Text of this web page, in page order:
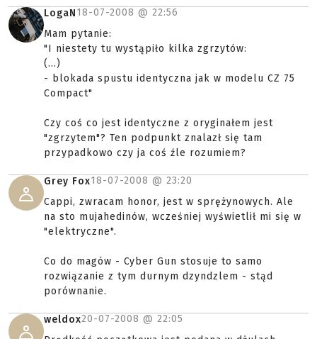
LogaN18-07-2008 @ 22:56
Mam pytanie:
"I niestety tu wystąpiło kilka zgrzytów:
(...)
- blokada spustu identyczna jak w modelu CZ 75
Compact"
Czy coś co jest identyczne z oryginałem jest
"zgrzytem"? Ten podpunkt znalazł się tam
przypadkowo czy ja coś źle rozumiem?
Grey Fox18-07-2008 @ 23:20
Cappi, zwracam honor, jest w sprężynowych. Ale
na sto mujahedinów, wcześniej wyświetlił mi się w
"elektryczne".
Co do magów - Cyber Gun stosuje to samo
rozwiązanie z tym durnym dzyndzlem - stąd
porównanie.
weldox20-07-2008 @ 22:05